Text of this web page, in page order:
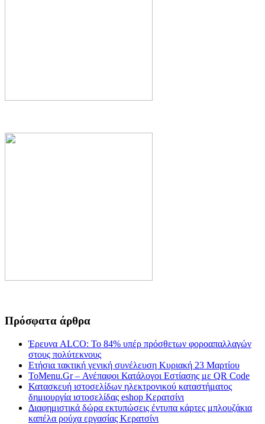
Πρόσφατα άρθρα
Έρευνα ALCO: Το 84% υπέρ πρόσθετων φοροαπαλλαγών
στους πολύτεκνους
Ετήσια τακτική γενική συνέλευση Κυριακή 23 Μαρτίου
ToMenu.Gr – Ανέπαφοι Κατάλογοι Εστίασης με QR Code
Κατασκευή ιστοσελίδων ηλεκτρονικού καταστήματος
δημιουργία ιστοσελίδας eshop Κερατσίνι
Διαφημιστικά δώρα εκτυπώσεις έντυπα κάρτες μπλουζάκια
καπέλα ρούχα εργασίας Κερατσίνι